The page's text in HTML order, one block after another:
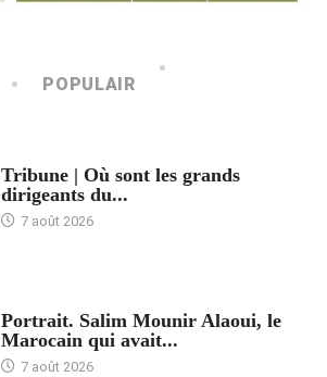
POPULAIR
Tribune | Où sont les grands
dirigeants du...
7 août 2026
Portrait. Salim Mounir Alaoui, le
Marocain qui avait...
7 août 2026